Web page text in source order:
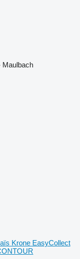
Maulbach
Krone EasyCollect